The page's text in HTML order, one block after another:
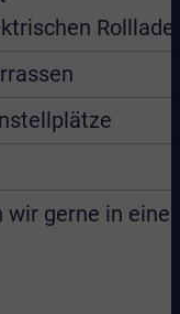
wir gerne in